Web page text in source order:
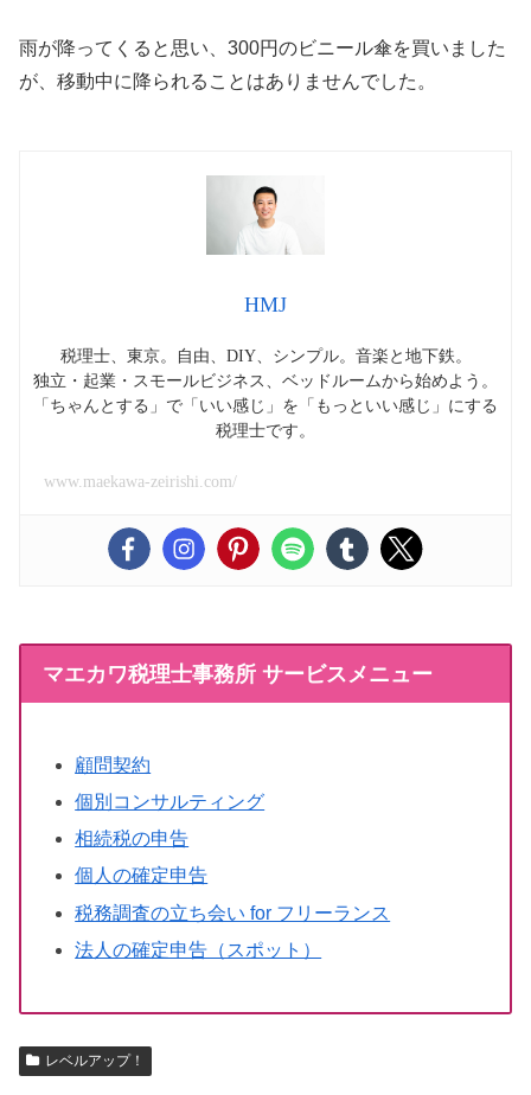
雨が降ってくると思い、300円のビニール傘を買いました
が、移動中に降られることはありませんでした。
HMJ
税理士、東京。自由、DIY、シンプル。音楽と地下鉄。
独立・起業・スモールビジネス、ベッドルームから始めよう。
「ちゃんとする」で「いい感じ」を「もっといい感じ」にする
税理士です。
www.maekawa-zeirishi.com/
マエカワ税理士事務所 サービスメニュー
顧問契約
個別コンサルティング
相続税の申告
個人の確定申告
税務調査の立ち会い for フリーランス
法人の確定申告（スポット）
レベルアップ！